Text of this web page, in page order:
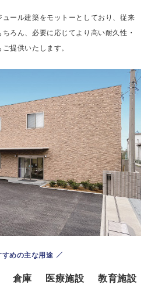
ール建築をモットーとしており、従来
ろん、必要に応じてより高い耐久性・
提供いたします。
すめの主な用途
倉庫 医療施設 教育施設